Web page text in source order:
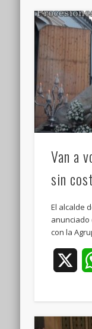
Van a
sin
El alcalde
anunciado
con la